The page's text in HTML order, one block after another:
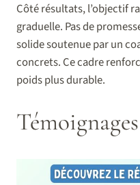
Côté résultats, l’objectif
graduelle. Pas de
solide soutenue par un
concrets. Ce cadre
poids plus durable.